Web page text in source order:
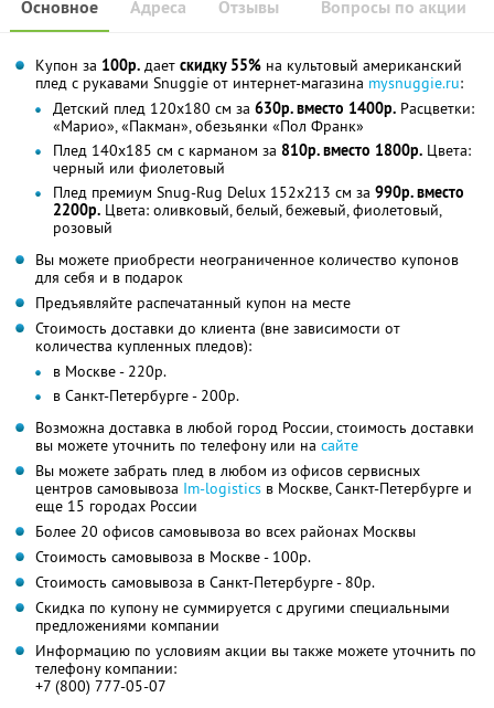
Основное Отзывы Вопросы по акции
Адреса
Купон за 100р. дает скидку 55% на культовый американский
плед с рукавами Snuggie от интернет-магазина mysnuggie.ru:
Детский плед 120х180 см за 630р. вместо 1400р. Расцветки:
«Марио», «Пакман», обезьянки «Пол Франк»
Плед 140х185 см с карманом за 810р. вместо 1800р. Цвета:
черный или фиолетовый
Плед премиум Snug-Rug Delux 152х213 см за 990р. вместо
2200р. Цвета: оливковый, белый, бежевый, фиолетовый,
розовый
Вы можете приобрести неограниченное количество купонов
для себя и в подарок
Предъявляйте распечатанный купон на месте
Стоимость доставки до клиента (вне зависимости от
количества купленных пледов):
в Москве - 220р.
в Санкт-Петербурге - 200р.
Возможна доставка в любой город России, стоимость доставки
вы можете уточнить по телефону или на сайте
Вы можете забрать плед в любом из офисов сервисных
центров самовывоза Im-logistics в Москве, Санкт-Петербурге и
еще 15 городах России
Более 20 офисов самовывоза во всех районах Москвы
Стоимость самовывоза в Москве - 100р.
Стоимость самовывоза в Санкт-Петербурге - 80р.
Скидка по купону не суммируется с другими специальными
предложениями компании
Информацию по условиям акции вы также можете уточнить по
телефону компании:
+7 (800) 777-05-07